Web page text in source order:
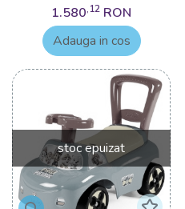
1.580,12 RON
Adauga in cos
stoc epuizat